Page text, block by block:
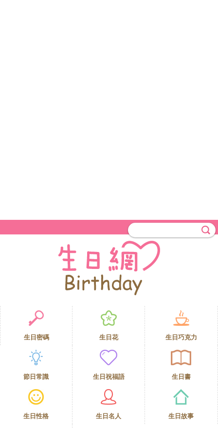
生日密碼 生日花 生日巧克力
節日常識 生日祝福語 生日書
生日性格 生日名人 生日故事